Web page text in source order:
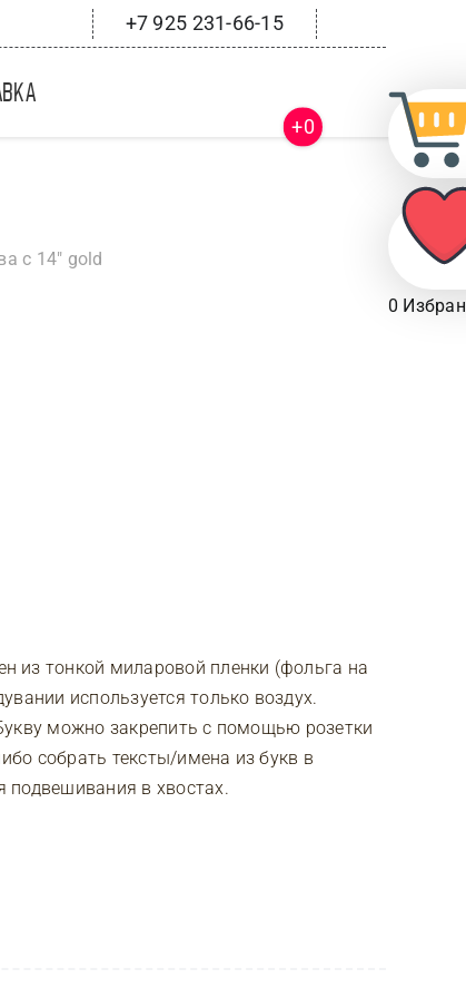
+7 925 231-66-15
+0
0
с 14″ gold
из тонкой миларовой пленки (фольга на
используется только воздух.
можно закрепить с помощью розетки
собрать тексты/имена из букв в
подвешивания в хвостах.